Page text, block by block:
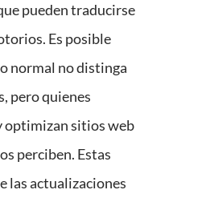
pueden traducirse
Es posible
normal no distinga
pero quienes
optimizan sitios web
perciben. Estas
las actualizaciones